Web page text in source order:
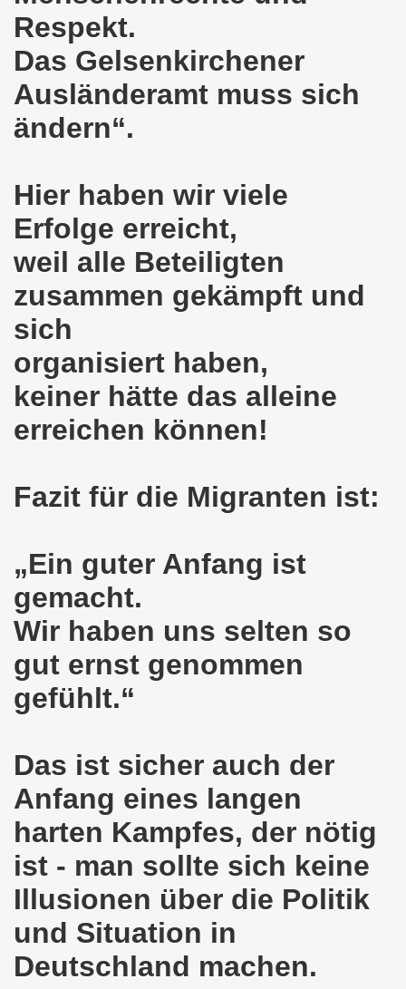
Respekt.
Das Gelsenkirchener
Ausländeramt muss sich
ändern“.
Hier haben wir viele
Erfolge erreicht,
weil alle Beteiligten
zusammen gekämpft und
sich
organisiert haben,
keiner hätte das alleine
erreichen können!
Fazit für die Migranten ist:
„Ein guter Anfang ist
gemacht.
Wir haben uns selten so
gut ernst genommen
gefühlt.“
Das ist sicher auch der
Anfang eines langen
harten Kampfes, der nötig
ist - man sollte sich keine
Illusionen über die Politik
und Situation in
Deutschland machen.
ist bereit seit dem 22.08.2022 zu kämpfen
ruft auf am 22.08.2022 zum Protest und
Montagsdemo-Bewegung: Stärken wir
feierte am 11.07.2022 das 750. Jubiläum der
mit bis zu etwa ca. 1.500 Teilnehmerinnen
Montagsdemo-Bewegung am 23.05.2022 - stärken wir
mich aktiv am 01.05.2022 im Zeichen des Kampfes
gleichermaßen bekämpfen am 28.03.2022 auf
Montagsdemo-Bewegung - stärken wir
am 14.03.2022: Wir müssen alles tun, um
ruft auf am 28.02.2022 zum Tag des
Bewegung am 14. Februar 2022 in der Innenstadt
der 740. Gelsenkirchener Montagsdemo-Bewegung
macht im neuen Jahr 2022 am 10.01.2022
am 13.12.2021 nimmt Ampel-Koalition unter
Bewegung am 08.11.2021 im Zeichen des Kampfs zur
den 08.11.2021 Tag des Widerstands für die
Armut und auch gegen Arbeitsplatzvernichtung stand
die Abwälzung der Krisenlasten auf unserem
in Gelsenkirchenen-Buer am 11.10.2021
Gelsenkirchener Montagsdemo-Bewegung am